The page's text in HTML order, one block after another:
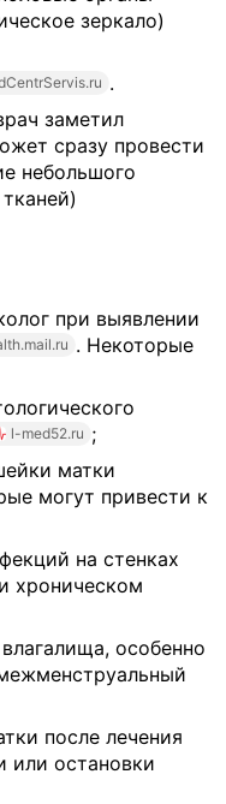
зеркало)
.
заметил
сразу провести
небольшого
при выявлении
. Некоторые
l-med52.ru ;
матки
могут привести к
на стенках
хроническом
особенно
после лечения
или остановки